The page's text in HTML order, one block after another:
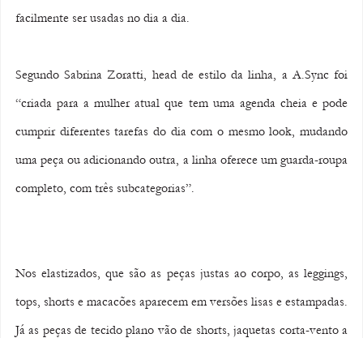
facilmente ser usadas no dia a dia.
Segundo Sabrina Zoratti, head de estilo da linha, a A.Sync foi
“criada para a mulher atual que tem uma agenda cheia e pode
cumprir diferentes tarefas do dia com o mesmo look, mudando
uma peça ou adicionando outra, a linha oferece um guarda-roupa
completo, com três subcategorias”.
Nos elastizados, que são as peças justas ao corpo, as leggings,
tops, shorts e macacões aparecem em versões lisas e estampadas.
Já as peças de tecido plano vão de shorts, jaquetas corta-vento a